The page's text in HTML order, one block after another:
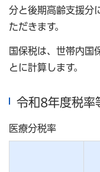
分と後期高齢支援分
ただきます。
国保税は、世帯内国
とに計算します。
令和8年度税率
医療分税率